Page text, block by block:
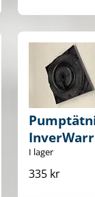
I lager
335 kr